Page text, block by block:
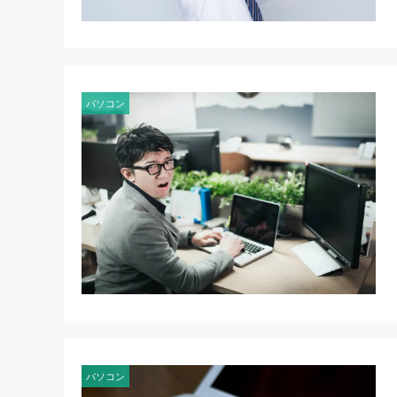
パソコン
パソコン